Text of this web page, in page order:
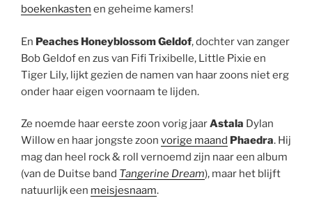
boekenkasten en geheime kamers!
En Peaches Honeyblossom Geldof, dochter van zanger
Bob Geldof en zus van Fifi Trixibelle, Little Pixie en
Tiger Lily, lijkt gezien de namen van haar zoons niet erg
onder haar eigen voornaam te lijden.
Ze noemde haar eerste zoon vorig jaarAstala Dylan
Willow en haar jongste zoon vorige maand Phaedra. Hij
mag dan heel rock & roll vernoemd zijn naar een album
(van de Duitse band Tangerine Dream), maar het blijft
natuurlijk een meisjesnaam.